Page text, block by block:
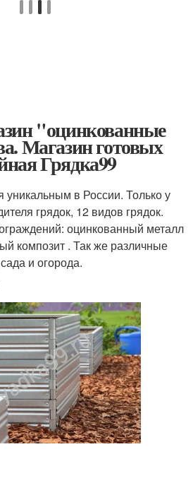
"оцинкованные
Магазин готовых
Грядка99
уникальным в России. Только у
грядок, 12 видов грядок.
оцинкованный металл
композит . Так же различные
и огорода.